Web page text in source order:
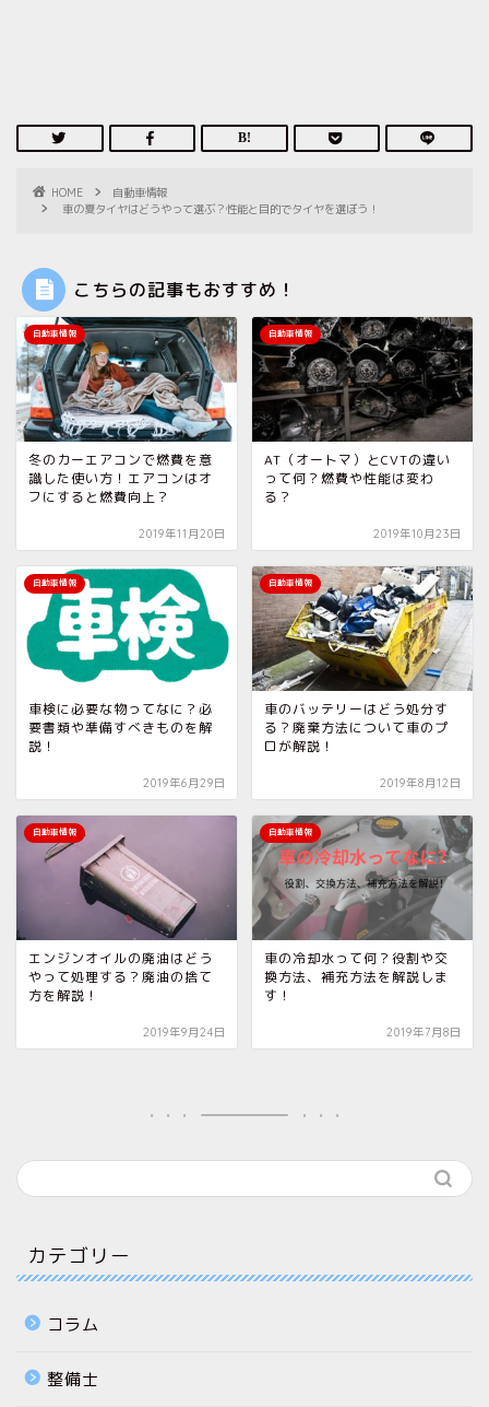
HOME
自動車情報
車の夏タイヤはどうやって選ぶ？性能と目的でタイヤを選ぼう！
こちらの記事もおすすめ！
自動車情報
冬のカーエアコンで燃費を意
識した使い方！エアコンはオ
フにすると燃費向上？
2019年11月20日
自動車情報
AT（オートマ）とCVTの違い
って何？燃費や性能は変わ
る？
2019年10月23日
自動車情報
車検に必要な物ってなに？必
要書類や準備すべきものを解
説！
2019年6月29日
自動車情報
車のバッテリーはどう処分す
る？廃棄方法について車のプ
ロが解説！
2019年8月12日
自動車情報
エンジンオイルの廃油はどう
やって処理する？廃油の捨て
方を解説！
2019年9月24日
自動車情報
車の冷却水って何？役割や交
換方法、補充方法を解説しま
す！
2019年7月8日
カテゴリー
コラム
整備士